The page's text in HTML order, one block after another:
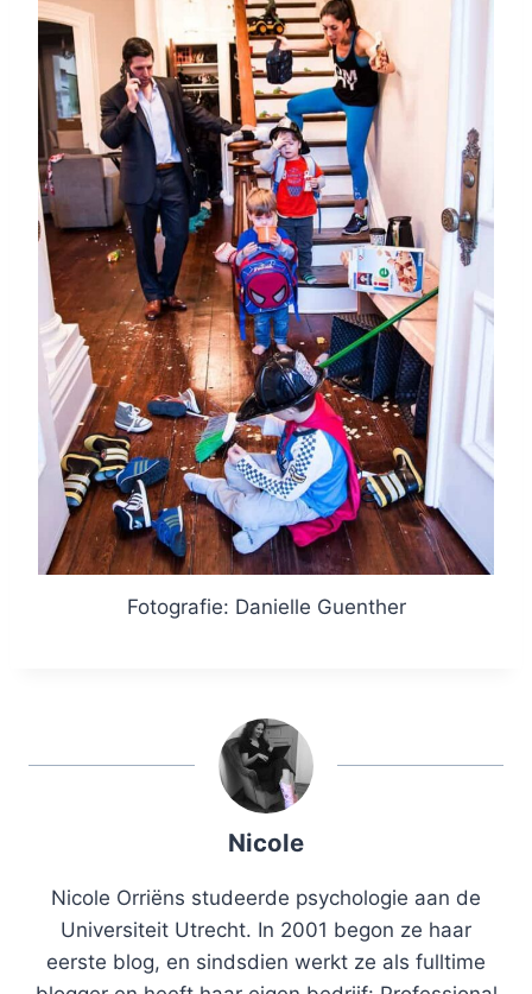
Fotografie: Danielle Guenther
Nicole
Nicole Orriëns studeerde psychologie aan de
Universiteit Utrecht. In 2001 begon ze haar
eerste blog, en sindsdien werkt ze als fulltime